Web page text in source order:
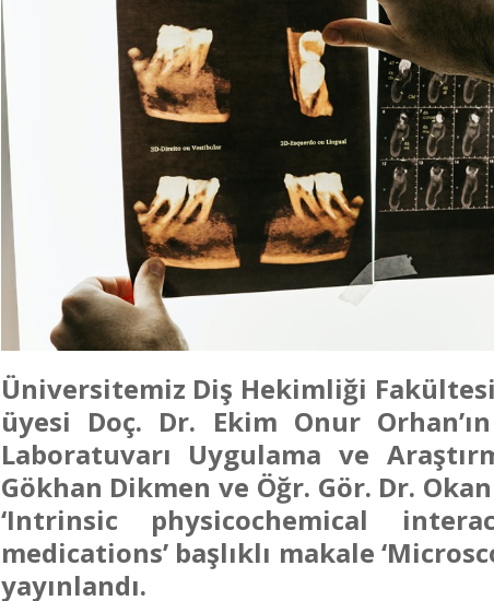
Üniversitemiz Diş Hekimliği
üyesi Doç. Dr. Ekim Onur
Laboratuvarı Uygulama ve
Gökhan Dikmen ve Öğr. Gör. Dr.
‘Intrinsic physicochemical
medications’ başlıklı makale
yayınlandı.